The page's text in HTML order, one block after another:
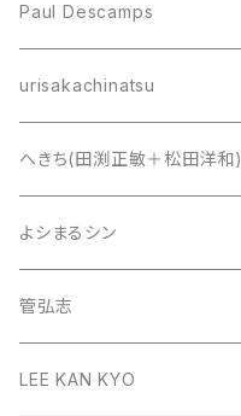
Paul Descamps
urisakachinatsu
へきち(田渕正敏＋松田洋和)
よシまるシン
管弘志
LEE KAN KYO